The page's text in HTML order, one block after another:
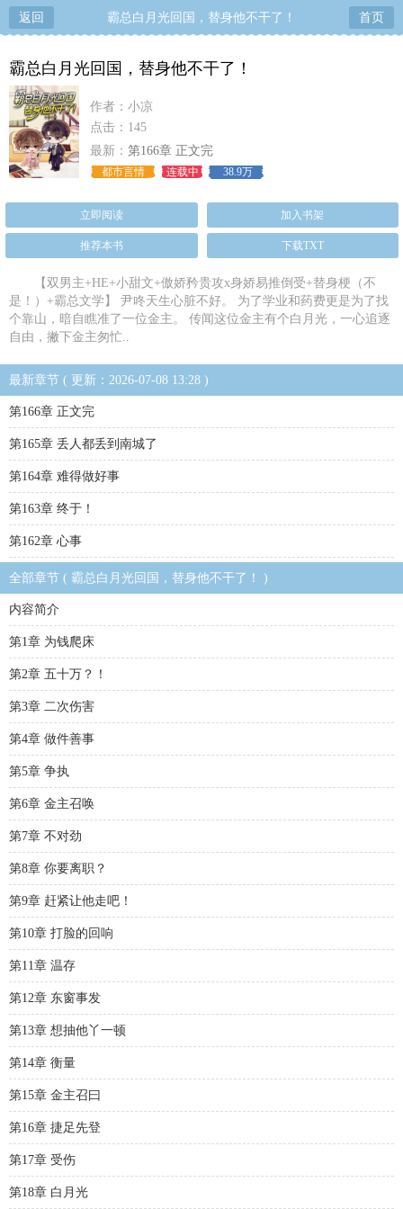
返回 霸总白月光回国，替身他不干了！ 首页
霸总白月光回国，替身他不干了！
作者：小凉
点击：145
最新： 第166章 正文完
都市言情 连载中 38.9万
立即阅读 加入书架
推荐本书 下载TXT
【双男主+HE+小甜文+傲娇矜贵攻x身娇易推倒受+替身梗（不
是！）+霸总文学】 尹咚天生心脏不好。 为了学业和药费更是为了找
个靠山，暗自瞧准了一位金主。 传闻这位金主有个白月光，一心追逐
自由，撇下金主匆忙..
最新章节 ( 更新：2026-07-08 13:28 )
第166章 正文完
第165章 丢人都丢到南城了
第164章 难得做好事
第163章 终于！
第162章 心事
全部章节 ( 霸总白月光回国，替身他不干了！ )
内容简介
第1章 为钱爬床
第2章 五十万？！
第3章 二次伤害
第4章 做件善事
第5章 争执
第6章 金主召唤
第7章 不对劲
第8章 你要离职？
第9章 赶紧让他走吧！
第10章 打脸的回响
第11章 温存
第12章 东窗事发
第13章 想抽他丫一顿
第14章 衡量
第15章 金主召曰
第16章 捷足先登
第17章 受伤
第18章 白月光